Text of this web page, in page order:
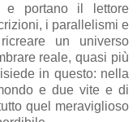
e portano il lettore
i parallelismi e
un universo
reale, quasi più
in questo: nella
e due vite e di
quel meraviglioso